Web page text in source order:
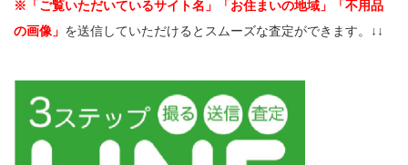
※「ご覧いただいているサイト名」「お住まいの地域」「不用品
の画像」 を送信していただけるとスムーズな査定ができます。↓↓